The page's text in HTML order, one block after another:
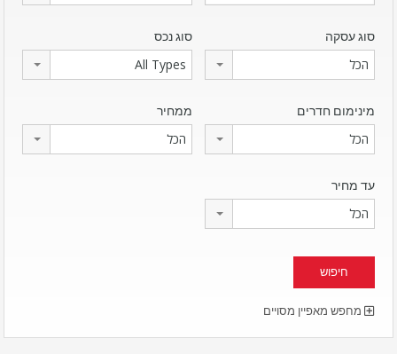
סוג עסקה
הכל
סוג נכס
All Types
מינימום חדרים
הכל
ממחיר
הכל
עד מחיר
הכל
מחפש מאפיין מסויים